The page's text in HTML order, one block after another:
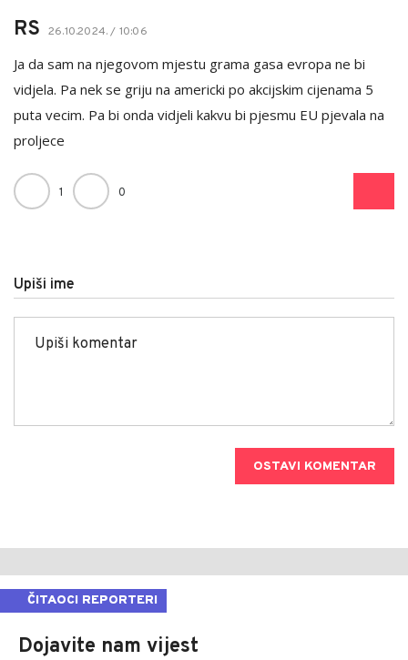
RS 26.10.2024. / 10:06
Ja da sam na njegovom mjestu grama gasa evropa ne bi
vidjela. Pa nek se griju na americki po akcijskim cijenama 5
puta vecim. Pa bi onda vidjeli kakvu bi pjesmu EU pjevala na
proljece
1 0
Upiši ime
OSTAVI KOMENTAR
ČITAOCI REPORTERI
Dojavite nam vijest